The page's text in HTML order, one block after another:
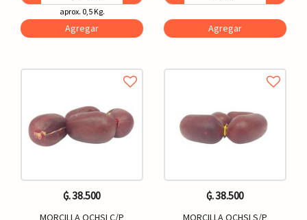
aprox. 0,5 Kg.
Agregar Agregar
₲. 38.500
MORCILLA OCHSI C/P
₲. 38.500
MORCILLA OCHSI S/P